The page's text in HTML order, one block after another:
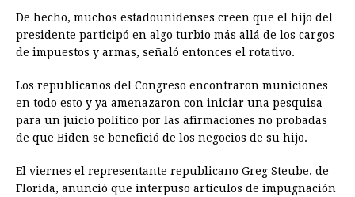
De hecho, muchos estadounidenses creen que el hijo del
presidente participó en algo turbio más allá de los cargos
de impuestos y armas, señaló entonces el rotativo.
Los republicanos del Congreso encontraron municiones
en todo esto y ya amenazaron con iniciar una pesquisa
para un juicio político por las afirmaciones no probadas
de que Biden se benefició de los negocios de su hijo.
El viernes el representante republicano Greg Steube, de
Florida, anunció que interpuso artículos de impugnación